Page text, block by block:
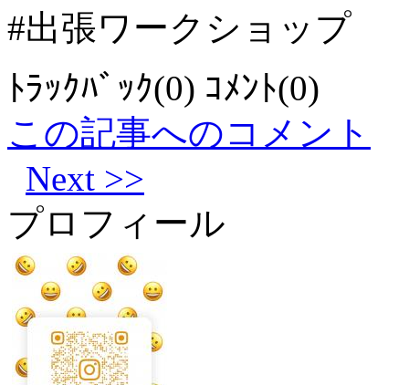
#出張ワークショップ
ﾄﾗｯｸﾊﾞｯｸ(0) ｺﾒﾝﾄ(0)
この記事へのコメント
Next >>
プロフィール